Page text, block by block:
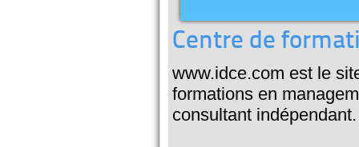
Centre de
www.idce.com est le
formations en
consultant indépendant.